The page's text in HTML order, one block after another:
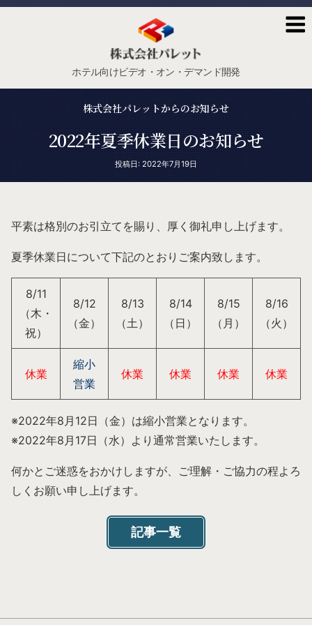
社
ッ
ホテル向けビデオ・オン・デマンド開発
株式会社パレットからのお知らせ
2022年夏季休業日のお知らせ
投
投稿日: 2022年7月19日
平素は格別のお引立てを賜り、厚く御礼申し上げます。
夏季休業日について下記のとおりご案内致します。
8/11
（木・
祝）
8/12
（金）
8/13
（土）
8/14
（日）
8/15
（月）
8/16
（火）
休業
縮小
営業
休業 休業 休業 休業
※2022年8月12日（金）は縮小営業となります。
※2022年8月17日（水）より通常営業いたします。
何かとご迷惑をおかけしますが、ご理解・ご協力の程よろ
しくお願い申し上げます。
記事一覧